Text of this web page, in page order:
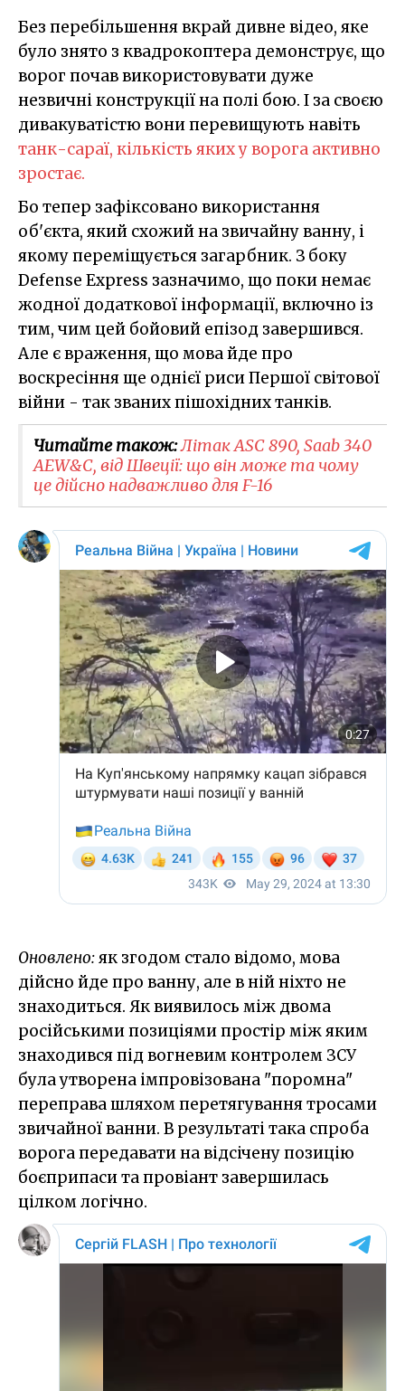
Без перебільшення вкрай дивне відео, яке
було знято з квадрокоптера демонструє, що
ворог почав використовувати дуже
незвичні конструкції на полі бою. І за своєю
дивакуватістю вони перевищують навіть
танк-сараї, кількість яких у ворога активно
зростає.
Бо тепер зафіксовано використання
об'єкта, який схожий на звичайну ванну, і
якому переміщується загарбник. З боку
Defense Express зазначимо, що поки немає
жодної додаткової інформації, включно із
тим, чим цей бойовий епізод завершився.
Але є враження, що мова йде про
воскресіння ще однієї риси Першої світової
війни - так званих пішохідних танків.
Читайте також:Літак ASC 890, Saab 340
AEW&C, від Швеції: що він може та чому
це дійсно надважливо для F-16
Оновлено:як згодом стало відомо, мова
дійсно йде про ванну, але в ній ніхто не
знаходиться. Як виявилось між двома
російськими позиціями простір між яким
знаходився під вогневим контролем ЗСУ
була утворена імпровізована "поромна"
переправа шляхом перетягування тросами
звичайної ванни. В результаті така спроба
ворога передавати на відсічену позицію
боєприпаси та провіант завершилась
цілком логічно.